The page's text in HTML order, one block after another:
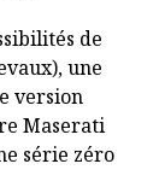
de
une
version
Maserati
série zéro